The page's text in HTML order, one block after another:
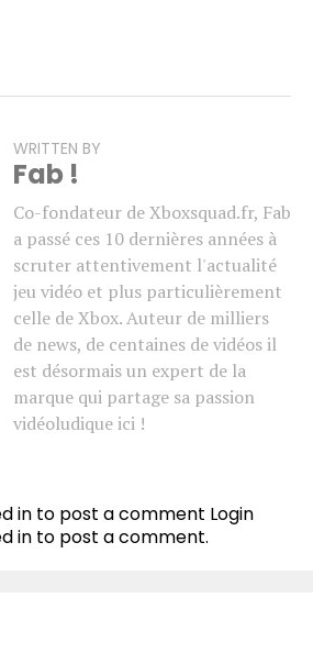
WRITTEN BY
Fab !
Co-fondateur de Xboxsquad.fr, Fab
a passé ces 10 dernières années à
scruter attentivement l'actualité
jeu vidéo et plus particulièrement
celle de Xbox. Auteur de milliers
de news, de centaines de vidéos il
est désormais un expert de la
marque qui partage sa passion
vidéoludique ici !
in to post a comment Login
in to post a comment.